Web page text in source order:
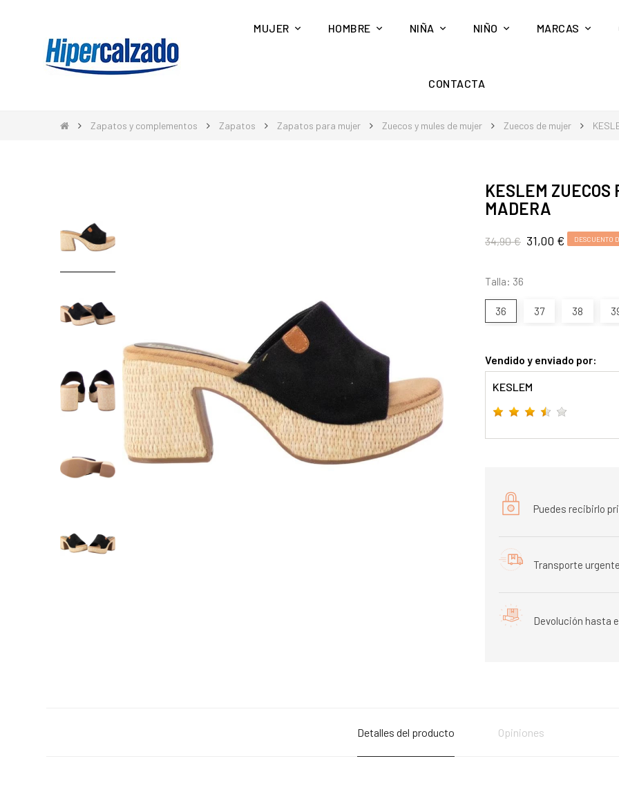
MUJER HOMBRE NIÑA NIÑO MARCAS
CONTACTA
Zapatos y complementos Zapatos Zapatos para mujer Zuecos y mules de mujer Zuecos de mujer
KESLEM ZUECOS
MADERA
34,90 € 31,00 € DESCUENTO
Talla: 36
36 37 38
Vendido y enviado por:
KESLEM
Puedes recibirlo
Transporte
Devolución hasta
Detalles del producto Opiniones